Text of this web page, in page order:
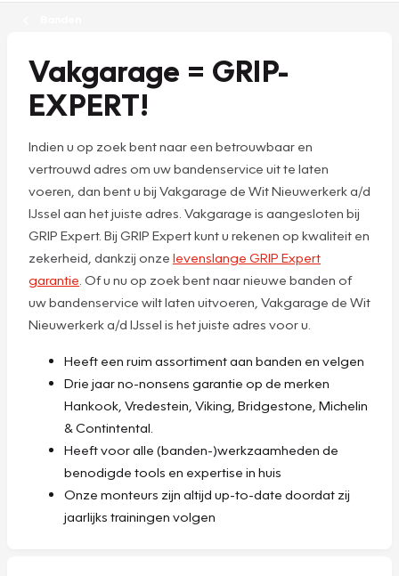
Vakgarage = GRIP-
EXPERT!
Indien u op zoek bent naar een betrouwbaar en
vertrouwd adres om uw bandenservice uit te laten
voeren, dan bent u bij Vakgarage de Wit Nieuwerkerk a/d
IJssel aan het juiste adres. Vakgarage is aangesloten bij
GRIP Expert. Bij GRIP Expert kunt u rekenen op kwaliteit en
zekerheid, dankzij onze levenslange GRIP Expert
garantie . Of u nu op zoek bent naar nieuwe banden of
uw bandenservice wilt laten uitvoeren, Vakgarage de Wit
Nieuwerkerk a/d IJssel is het juiste adres voor u.
Heeft een ruim assortiment aan banden en velgen
Drie jaar no-nonsens garantie op de merken
Hankook, Vredestein, Viking, Bridgestone, Michelin
& Contintental.
Heeft voor alle (banden-)werkzaamheden de
benodigde tools en expertise in huis
Onze monteurs zijn altijd up-to-date doordat zij
jaarlijks trainingen volgen